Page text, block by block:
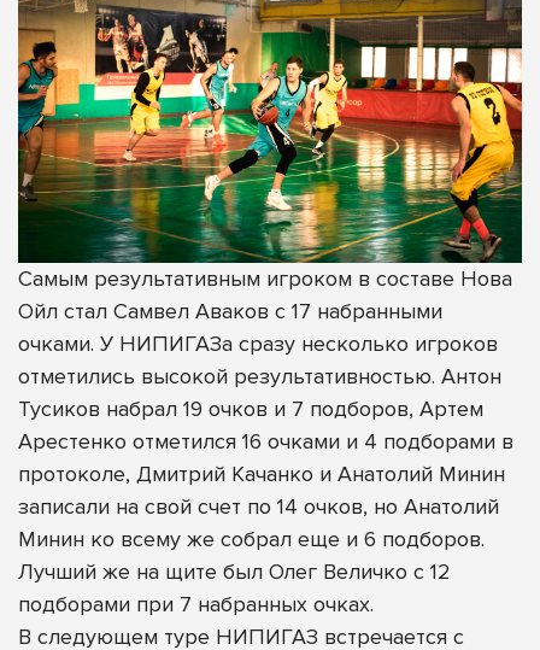
Самым результативным игроком в составе Нова
Ойл стал Самвел Аваков с 17 набранными
очками. У НИПИГАЗа сразу несколько игроков
отметились высокой результативностью. Антон
Тусиков набрал 19 очков и 7 подборов, Артем
Арестенко отметился 16 очками и 4 подборами в
протоколе, Дмитрий Качанко и Анатолий Минин
записали на свой счет по 14 очков, но Анатолий
Минин ко всему же собрал еще и 6 подборов.
Лучший же на щите был Олег Величко с 12
подборами при 7 набранных очках.
В следующем туре НИПИГАЗ встречается с